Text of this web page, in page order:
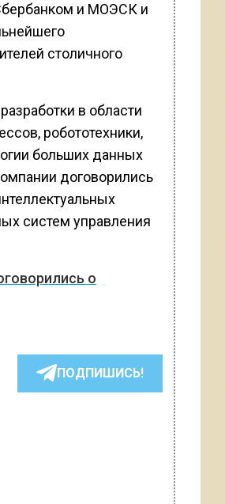
и МОЭСК и
столичного
в области
робототехники,
больших данных
договорились
систем управления
о
ПОДПИШИСЬ!